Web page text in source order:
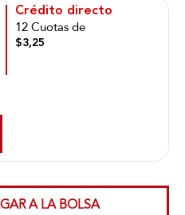
Crédito directo
12 Cuotas de
$3,25
A LA BOLSA